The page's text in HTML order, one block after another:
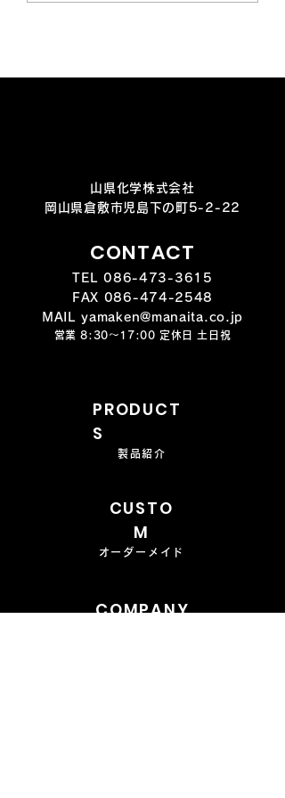
山県化学株式会社
岡山県倉敷市児島下の町5-2-22
CONTACT
TEL086-473-3615
FAX 086-474-2548
MAIL yamaken@manaita.co.jp
営業 8:30～17:00 定休日 土日祝
PRODUCT
S
製品紹介
CUSTO
M
オーダーメイド
COMPANY